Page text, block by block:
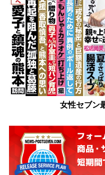
女性セブン